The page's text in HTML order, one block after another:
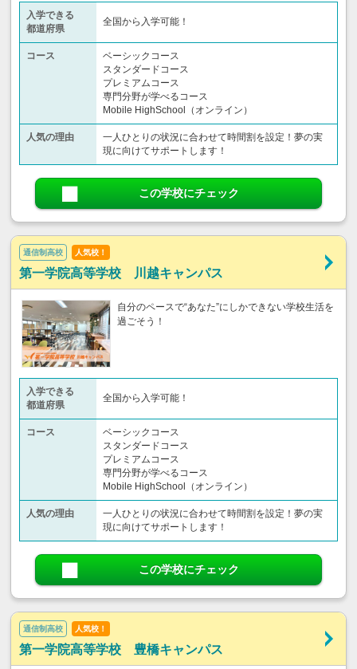
入学できる
都道府県
全国から入学可能！
コース
ベーシックコース
スタンダードコース
プレミアムコース
専門分野が学べるコース
Mobile HighSchool（オンライン）
人気の理由
一人ひとりの状況に合わせて時間割を設定！夢の実
現に向けてサポートします！
この学校にチェック
通信制高校 人気校！
第一学院高等学校 川越キャンパス
自分のペースで“あなた”にしかできない学校生活を
過ごそう！
入学できる
都道府県
全国から入学可能！
コース
ベーシックコース
スタンダードコース
プレミアムコース
専門分野が学べるコース
Mobile HighSchool（オンライン）
人気の理由
一人ひとりの状況に合わせて時間割を設定！夢の実
現に向けてサポートします！
この学校にチェック
通信制高校 人気校！
第一学院高等学校 豊橋キャンパス